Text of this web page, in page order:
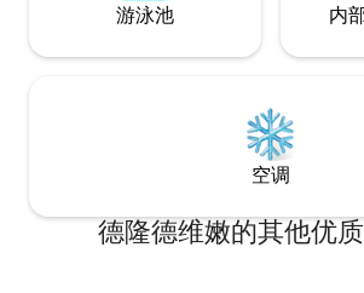
游泳池 内
空调
德隆德维嫩的其他优